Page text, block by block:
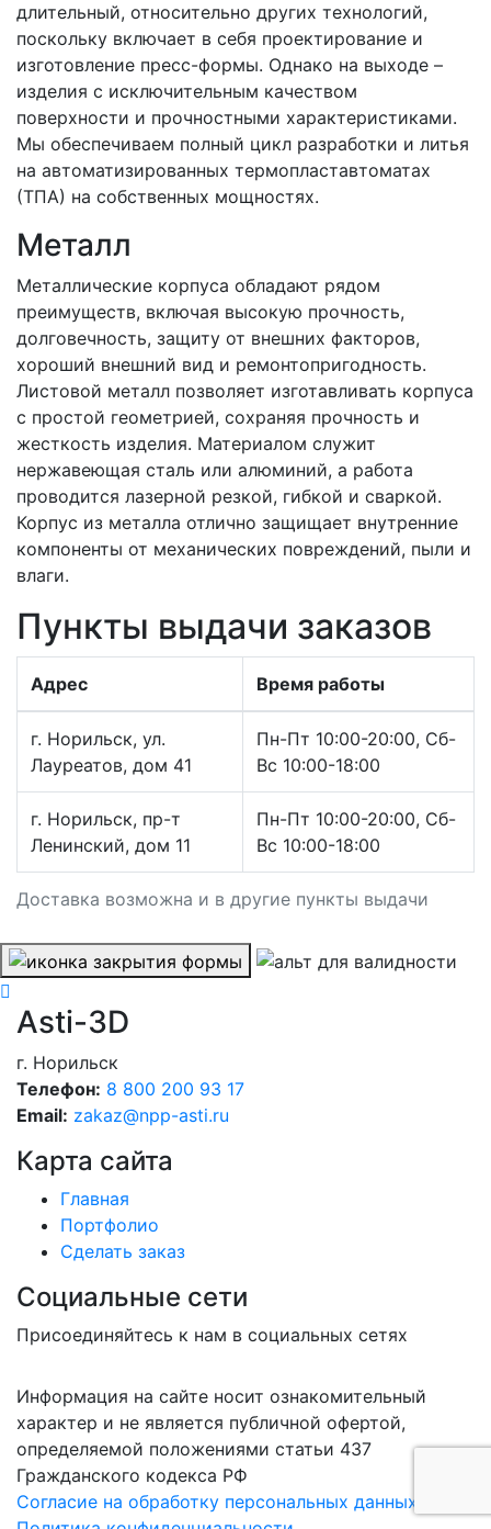
длительный, относительно других технологий,
поскольку включает в себя проектирование и
изготовление пресс-формы. Однако на выходе –
изделия с исключительным качеством
поверхности и прочностными характеристиками.
Мы обеспечиваем полный цикл разработки и литья
на автоматизированных термопластавтоматах
(ТПА) на собственных мощностях.
Металл
Металлические корпуса обладают рядом
преимуществ, включая высокую прочность,
долговечность, защиту от внешних факторов,
хороший внешний вид и ремонтопригодность.
Листовой металл позволяет изготавливать корпуса
с простой геометрией, сохраняя прочность и
жесткость изделия. Материалом служит
нержавеющая сталь или алюминий, а работа
проводится лазерной резкой, гибкой и сваркой.
Корпус из металла отлично защищает внутренние
компоненты от механических повреждений, пыли и
влаги.
Пункты выдачи заказов
Доставка возможна и в другие пункты выдачи
Адрес Время работы
г. Норильск, ул.
Лауреатов, дом 41
Пн-Пт 10:00-20:00, Сб-
Вс 10:00-18:00
г. Норильск, пр-т
Ленинский, дом 11
Пн-Пт 10:00-20:00, Сб-
Вс 10:00-18:00
Asti-3D
г. Норильск
Телефон: 8 800 200 93 17
Email: zakaz@npp-asti.ru
Карта сайта
Главная
Портфолио
Сделать заказ
Социальные сети
Присоединяйтесь к нам в социальных сетях
Информация на сайте носит ознакомительный
характер и не является публичной офертой,
определяемой положениями статьи 437
Гражданского кодекса РФ
Согласие на обработку персональных данных